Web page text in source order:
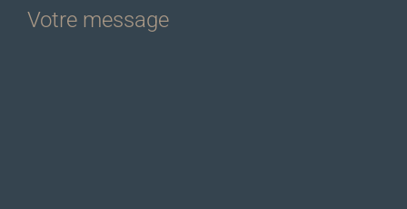
Votre message